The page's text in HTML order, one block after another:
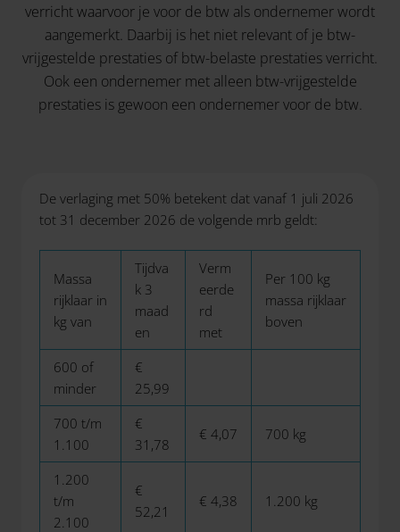
verricht waarvoor je voor de btw als ondernemer wordt
aangemerkt. Daarbij is het niet relevant of je btw-
vrijgestelde prestaties of btw-belaste prestaties verricht.
Ook een ondernemer met alleen btw-vrijgestelde
prestaties is gewoon een ondernemer voor de btw.
De verlaging met 50% betekent dat vanaf 1 juli 2026
tot 31 december 2026 de volgende mrb geldt:
Massa
rijklaar in
kg van
Tijdva
k 3
maad
en
Verm
eerde
rd
met
Per 100 kg
massa rijklaar
boven
600 of
minder
€
25,99
700 t/m
1.100
€
31,78
€ 4,07 700 kg
1.200
t/m
2.100
€
52,21
€ 4,38 1.200 kg